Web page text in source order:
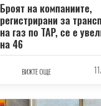
Броят на компаниите,
регистрирани за
на газ по TAP, се е
на 46
ВИЖТЕ ОЩЕ